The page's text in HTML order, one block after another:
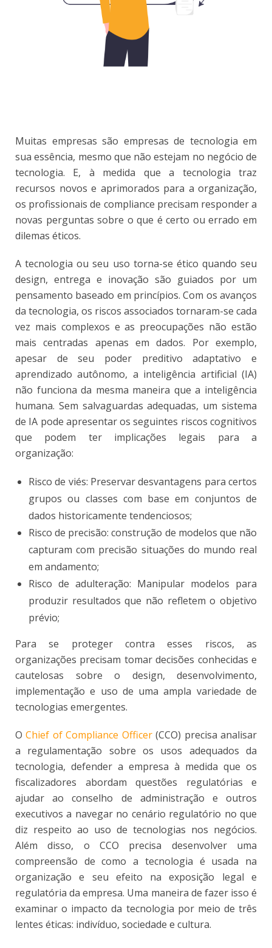
Muitas empresas são empresas de tecnologia em
sua essência, mesmo que não estejam no negócio de
tecnologia. E, à medida que a tecnologia traz
recursos novos e aprimorados para a organização,
os profissionais de compliance precisam responder a
novas perguntas sobre o que é certo ou errado em
dilemas éticos.
A tecnologia ou seu uso torna-se ético quando seu
design, entrega e inovação são guiados por um
pensamento baseado em princípios. Com os avanços
da tecnologia, os riscos associados tornaram-se cada
vez mais complexos e as preocupações não estão
mais centradas apenas em dados. Por exemplo,
apesar de seu poder preditivo adaptativo e
aprendizado autônomo, a inteligência artificial (IA)
não funciona da mesma maneira que a inteligência
humana. Sem salvaguardas adequadas, um sistema
de IA pode apresentar os seguintes riscos cognitivos
que podem ter implicações legais para a
organização:
Risco de viés: Preservar desvantagens para certos
grupos ou classes com base em conjuntos de
dados historicamente tendenciosos;
Risco de precisão: construção de modelos que não
capturam com precisão situações do mundo real
em andamento;
Risco de adulteração: Manipular modelos para
produzir resultados que não refletem o objetivo
prévio;
Para se proteger contra esses riscos, as
organizações precisam tomar decisões conhecidas e
cautelosas sobre o design, desenvolvimento,
implementação e uso de uma ampla variedade de
tecnologias emergentes.
OChief of Compliance Officer(CCO) precisa analisar
a regulamentação sobre os usos adequados da
tecnologia, defender a empresa à medida que os
fiscalizadores abordam questões regulatórias e
ajudar ao conselho de administração e outros
executivos a navegar no cenário regulatório no que
diz respeito ao uso de tecnologias nos negócios.
Além disso, o CCO precisa desenvolver uma
compreensão de como a tecnologia é usada na
organização e seu efeito na exposição legal e
regulatória da empresa. Uma maneira de fazer isso é
examinar o impacto da tecnologia por meio de três
lentes éticas: indivíduo, sociedade e cultura.